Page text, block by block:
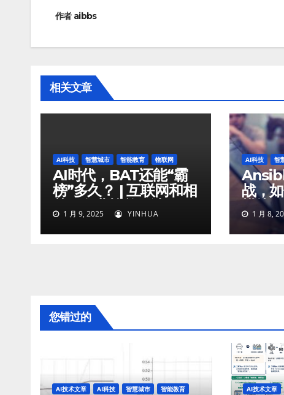
导
作者 aibbs
相关文章
AI科技 智慧城市 智能教育 物联网
AI时代，BAT还能“霸
榜”多久？ | 互联网和相
关服务业榜单解读
1 月 9, 2025 YINHUA
AI科技 智
战，
模块
1 月 8,
您错过的
AI技术文章 AI科技 智慧城市 智能教育 AI技术文章